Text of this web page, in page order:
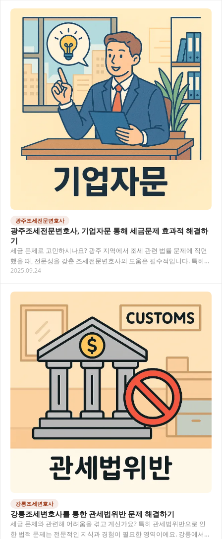
광주조세전문변호사
광주조세전문변호사, 기업자문 통해 세금문제 효과적 해결하
기
세금 문제로 고민하시나요? 광주 지역에서 조세 관련 법률 문제에 직면
했을 때, 전문성을 갖춘 조세전문변호사의 도움은 필수적입니다. 특히
기업을 운영하는 과정에서 발생하는 복잡한 세…
2025.09.24
강릉조세변호사
강릉조세변호사를 통한 관세법위반 문제 해결하기
세금 문제와 관련해 어려움을 겪고 계신가요? 특히 관세법위반으로 인
한 법적 문제는 전문적인 지식과 경험이 필요한 영역이에요. 강릉에서